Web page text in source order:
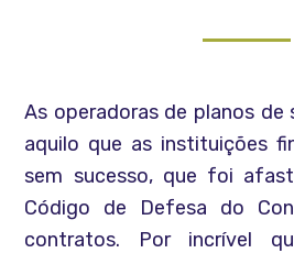
As operadoras de planos de
aquilo que as instituições
sem sucesso, que foi
Código de Defesa do
contratos. Por incrível